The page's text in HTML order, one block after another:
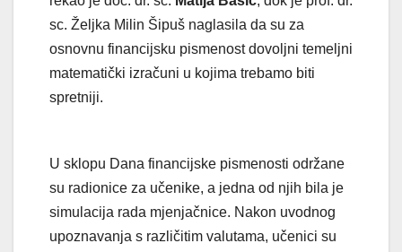
sc. Željka Milin Šipuš naglasila da su za
osnovnu financijsku pismenost dovoljni temeljni
matematički izračuni u kojima trebamo biti
spretniji.
U sklopu Dana financijske pismenosti održane
su radionice za učenike, a jedna od njih bila je
simulacija rada mjenjačnice. Nakon uvodnog
upoznavanja s različitim valutama, učenici su